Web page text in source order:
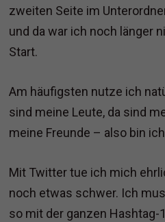
zweiten Seite im
und da war ich noch länger
Start.
Am häufigsten nutze ich
sind meine Leute, da sind
meine Freunde – also bin
Mit Twitter tue ich mich
noch etwas schwer. Ich
so mit der ganzen Hashtag-